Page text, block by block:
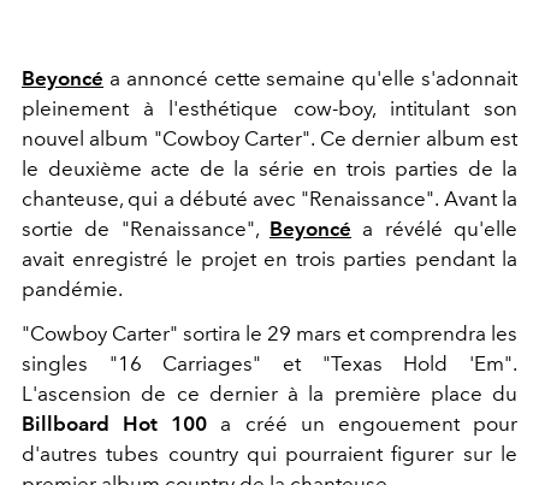
Beyoncé a annoncé cette semaine qu'elle s'adonnait
pleinement à l'esthétique cow-boy, intitulant son
nouvel album "Cowboy Carter". Ce dernier album est
le deuxième acte de la série en trois parties de la
chanteuse, qui a débuté avec "Renaissance". Avant la
sortie de "Renaissance", Beyoncé a révélé qu'elle
avait enregistré le projet en trois parties pendant la
pandémie.
"Cowboy Carter" sortira le 29 mars et comprendra les
singles "16 Carriages" et "Texas Hold 'Em".
L'ascension de ce dernier à la première place du
Billboard Hot 100 a créé un engouement pour
d'autres tubes country qui pourraient figurer sur le